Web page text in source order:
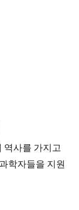
역사를 가지고
학자들을 지원